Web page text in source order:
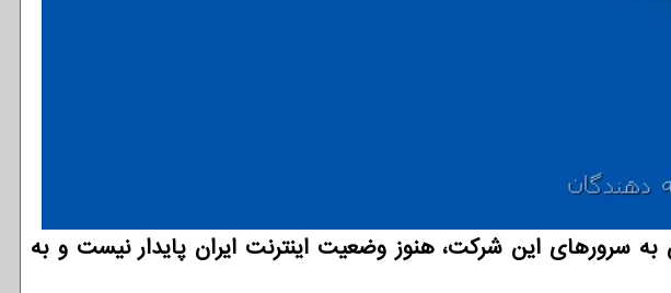
به سرورهای این شرکت، هنوز وضعیت اینترنت ایران پایدار نیست و به